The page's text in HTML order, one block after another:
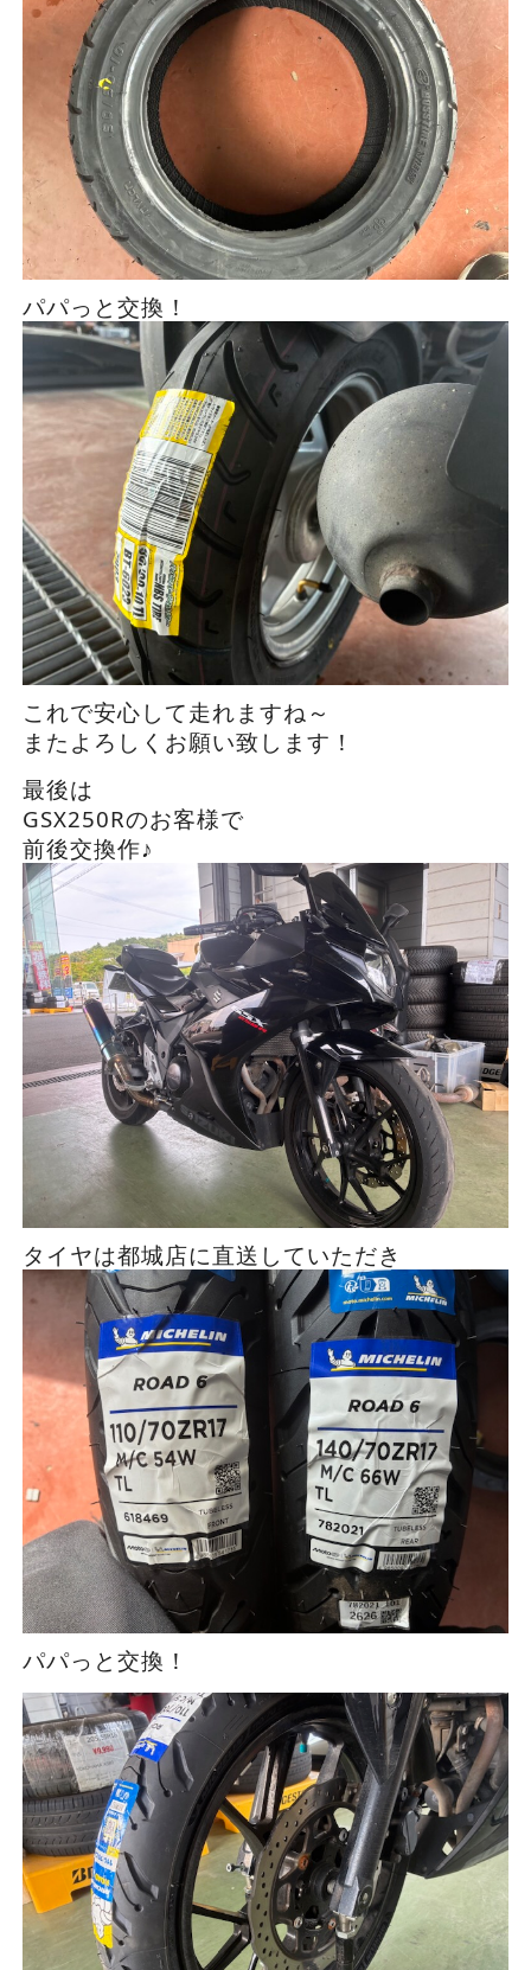
パパっと交換！
これで安心して走れますね～
またよろしくお願い致します！
最後は
GSX250Rのお客様で
前後交換作♪
タイヤは都城店に直送していただき
パパっと交換！